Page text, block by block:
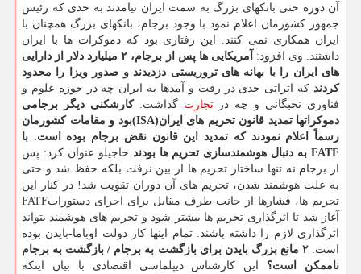
آن دوره حتی بانکهای بزرگ به سمت ایران نیامدند به حدی که رئیس
جمهور کشورمان اعلام نمود با وجود برجام، بانکهای بزرگ همچنان با
ایران همکاری نمی کنند. این رفتاری بود که دموکرات ها با ایران
داشتند. وی افزود:
آمریکایی ها پس از برجام، ۲ میلیارد دلار از دارایی
های ایران را با بهانه های تروریستی دزدیدند و صدور ویزا را محدود
کردند که اثراتی جدی در رفت و آمدها به ایران چه در حوزه علوم و
فناوری نخبگانی و چه درتجارت گذاشت.
کارشکنی دیگر برجامی
دموکراتها تمدید قانون تحریم های ایران(ISA)بود و مقامات کشورمان
رسماً اعلام نمودند که تمدید این قانون نقض برجام بوده است. با
FATF به دنبال هوشمندسازی تحریم ها بودند
حاجیلو عنوان کرد: پس
از برجام نه تنها ساختار تحریم ها از بین نرفت بلکه حفظ شد و حتی
به علت هوشمند شدن، تحریم های آن دوران تقویت شد! در کنار این
تحریم ها، فشارها از جانب طرف مقابل برای اجرای دستوراتFATF
آغاز شد تا اثرگذاری تحریم ها بیشتر شود و تحریم های هوشمند بتواند
اثرگذاری لازم را داشته باشند. تمام اینها کار دولت اوباما-بایدن بوده
است.
۲ مانع بزرگ بایدن برای بازگشت به برجام / بازگشت به برجام
ناممکن است؟ این کارشناس دیپلماسی اقتصادی با بیان اینکه